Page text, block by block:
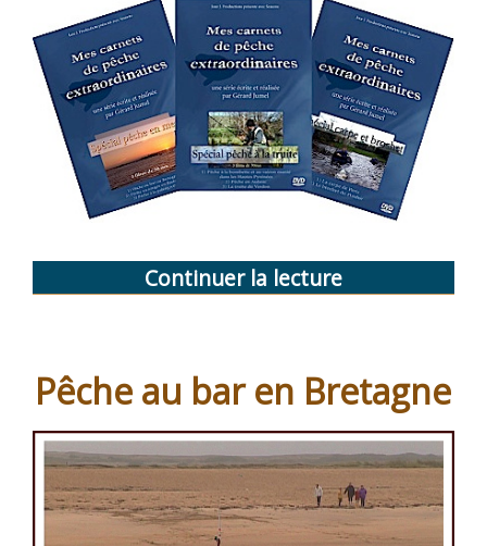
Continuer la lecture
de
pêche
Pêche au bar en Bretagne